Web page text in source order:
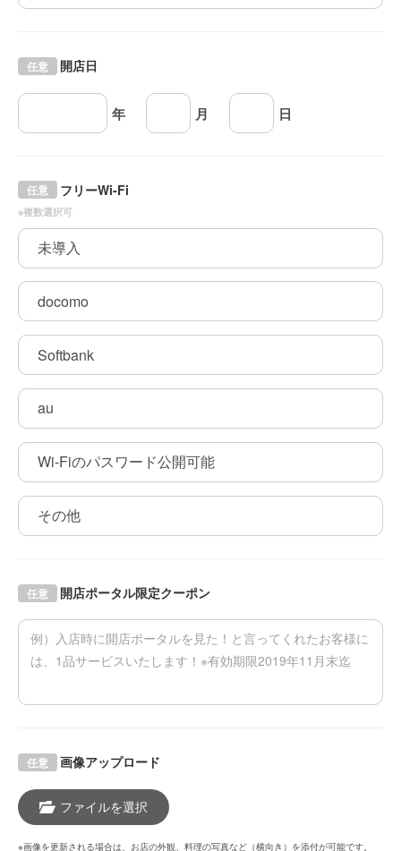
開店日
任意
年 月 日
フリーWi-Fi
任意
※複数選択可
未導入
docomo
Softbank
au
Wi-Fiのパスワード公開可能
その他
開店ポータル限定クーポン
任意
画像アップロード
任意
ファイルを選択
※画像を更新される場合は、お店の外観、料理の写真など（横向き）を添付が可能です。